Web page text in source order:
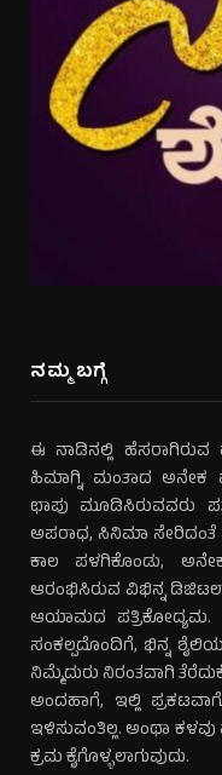
ನಮ್ಮ ಬಗ್ಗೆ
ಈ ನಾಡಿನಲ್ಲಿ
ಹಿಮಾಗ್ನಿ ಮಂತಾದ ಅನೇಕ
ಛಾಪು ಮೂಡಿಸಿರುವವರು
ಅಪರಾಧ, ಸಿನಿಮಾ ಸೇರಿದಂತೆ
ಕಾಲ ಪಳಗಿಕೊಂಡು,
ಆರಂಭಿಸಿರುವ ವಿಭಿನ್ನ
ಆಯಾಮದ ಪತ್ರಿಕೋದ್ಯಮ.
ಸಂಕಲ್ಪದೊಂದಿಗೆ, ಭಿನ್ನ
ನಿಮ್ಮೆದುರು ನಿರಂತವಾಗಿ
ಅಂದಹಾಗೆ, ಇಲ್ಲಿ
ಇಳಿಸುವಂತಿಲ್ಲ. ಅಂಥಾ ಕಳವು
ಕ್ರಮ ಕೈಗೊಳ್ಳಲಾಗುವುದು.